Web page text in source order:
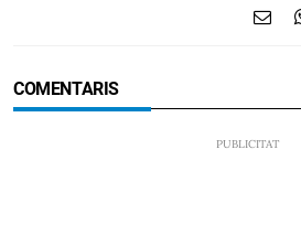
COMENTARIS